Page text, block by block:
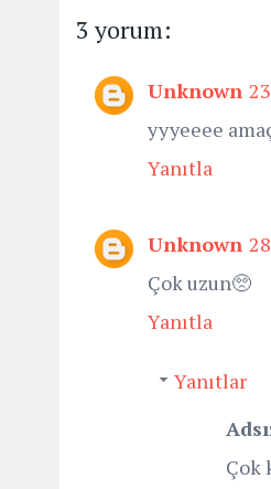
3 yorum:
Unknown
yyyeeee
Yanıtla
Unknown
Çok uzun🥺
Yanıtla
Yanıtlar
Çok